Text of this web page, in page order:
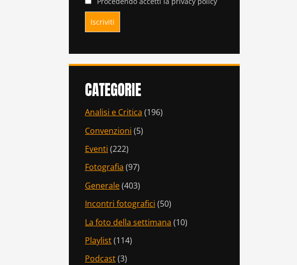
CATEGORIE
Analisi e Critica (196)
Convenzioni (5)
Eventi (222)
Fotografia (97)
Generale(403)
Incontri fotografici (50)
La foto della settimana (10)
Playlist(114)
Podcast(3)